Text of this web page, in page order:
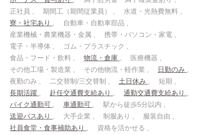
正社員
期間工（期間従業員）
水道・光熱費無料
寮・社宅あり
自動車・自動車部品
産業機械・農業機器・金属
携帯・パソコン・家電
電子・半導体
ゴム・プラスチック
食品・フード・飲料
物流・倉庫
医療機器
その他工場・製造業
その他物流・軽作業
日勤のみ
夜勤のみ
二交替制/三交替制 土日休み
短期
長期活躍
赴任交通費支給あり
通勤交通費支給あり
バイク通勤可
車通勤可
駅から徒歩5分以内
送迎バスあり
大手企業 制服あり
服装自由
社員食堂・食事補助あり
資格を活かせる